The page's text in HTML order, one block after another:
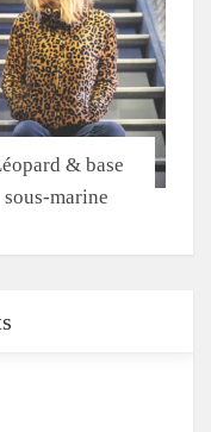
& base
sous-marine